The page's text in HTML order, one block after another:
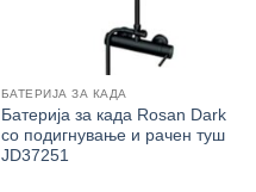
БАТЕРИЈА ЗА КАДА
Батерија за када Rosan Dark
со подигнување и рачен туш
JD37251